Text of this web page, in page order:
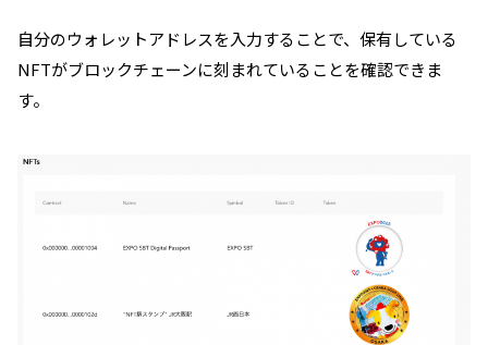
自分のウォレットアドレスを入力することで、保有している
NFTがブロックチェーンに刻まれていることを確認できま
す。